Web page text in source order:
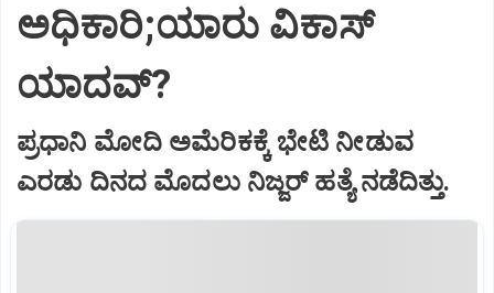
ಅಧಿಕಾರಿ;ಯಾರು ವಿಕಾಸ್‌
ಯಾದವ್?
ಪ್ರಧಾನಿ ಮೋದಿ ಅಮೆರಿಕಕ್ಕೆ ಭೇಟಿ ನೀಡುವ
ಎರಡು ದಿನದ ಮೊದಲು ನಿಜ್ಜರ್‌ ಹತ್ಯೆ ನಡೆದಿತ್ತು.